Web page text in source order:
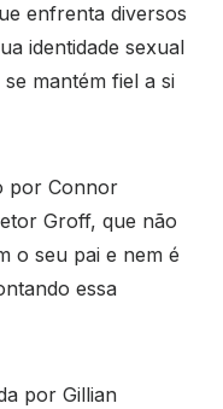
enfrenta diversos
identidade sexual
mantém fiel a si
por Connor
Groff, que não
o seu pai e nem é
essa
por Gillian